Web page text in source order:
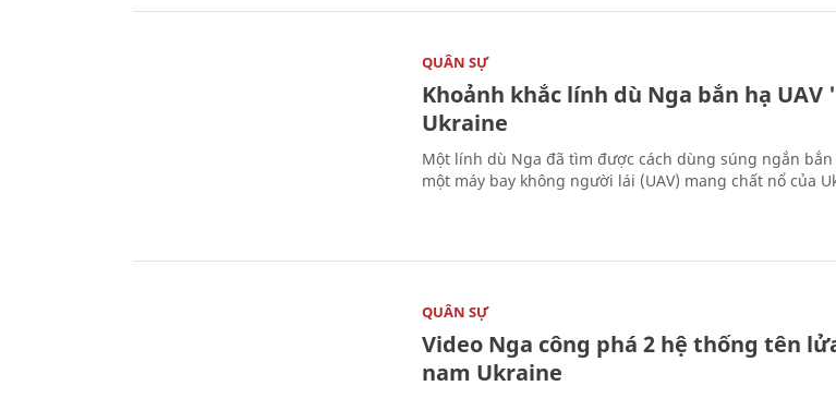
QUÂN SỰ
Khoảnh khắc lính dù Nga bắn hạ
Ukraine
Một lính dù Nga đã tìm được cách dùng súng ngắn
một máy bay không người lái (UAV) mang chất nổ của
QUÂN SỰ
Video Nga công phá 2 hệ thống tên
nam Ukraine